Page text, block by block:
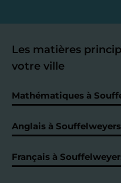
Les matières
votre ville
Mathématiques à
Anglais à
Français à